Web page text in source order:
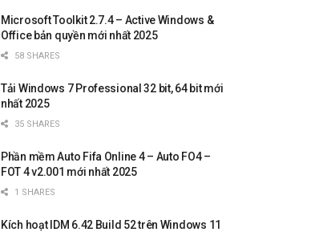
Microsoft Toolkit 2.7.4 – Active Windows &
Office bản quyền mới nhất 2025
58 SHARES
Tải Windows 7 Professional 32 bit, 64 bit mới
nhất 2025
35 SHARES
Phần mềm Auto Fifa Online 4 – Auto FO4 –
FOT 4 v2.001 mới nhất 2025
1 SHARES
Kích hoạt IDM 6.42 Build 52 trên Windows 11